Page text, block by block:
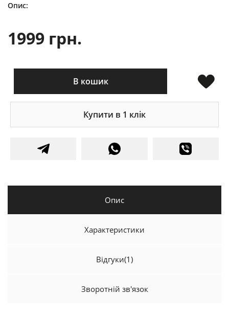
Опис:
1999 грн.
В кошик
Купити в 1 клік
Опис
Характеристики
Відгуки(1)
Зворотній зв'язок